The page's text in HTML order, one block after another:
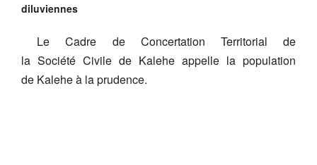
diluviennes
Le Cadre de Concertation Territorial de
la Société Civile de Kalehe appelle la population
de Kalehe à la prudence.